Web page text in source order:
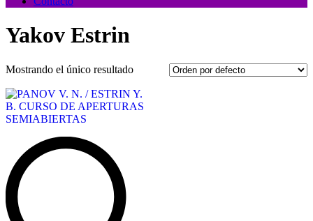
Yakov Estrin
Mostrando el único resultado